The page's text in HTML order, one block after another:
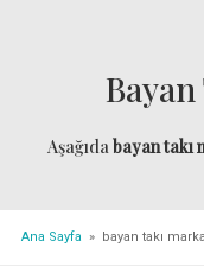
Aşağıdabayan takı
Ana Sayfa » bayan takı